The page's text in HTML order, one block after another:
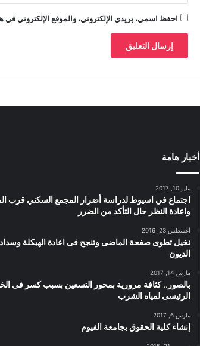
احفظ اسمي، بريدي الإلكتروني، والموقع الإلكتروني في
أخبار هامة
مايو 10, 2017
اجتماع في اسيوط لدراسة أضرار المجمع السكني قرب
واعادة النظر حال التأكد من الضرر
أغسطس 23, 2016
نخيل تطوى صفحة الماضى وتنجح فى اعادة الهيكلة وسداد
الديون
مارس 14, 2017
بالصور.. كثافة مرورية بمحور التسعين بسبب كسر فى
الرئيسى لمياه الشرب
مارس 6, 2017
إنشاء كلية الحقوق بجامعة الفيوم